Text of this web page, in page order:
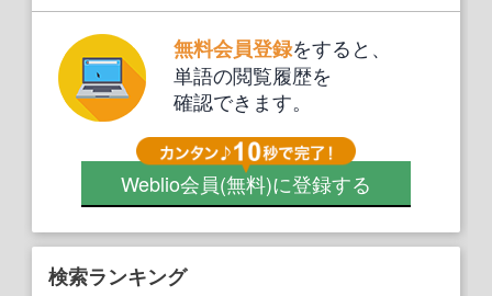
無料会員登録をすると、
単語の閲覧履歴を
確認できます。
Weblio会員(無料)に登録する
検索ランキング